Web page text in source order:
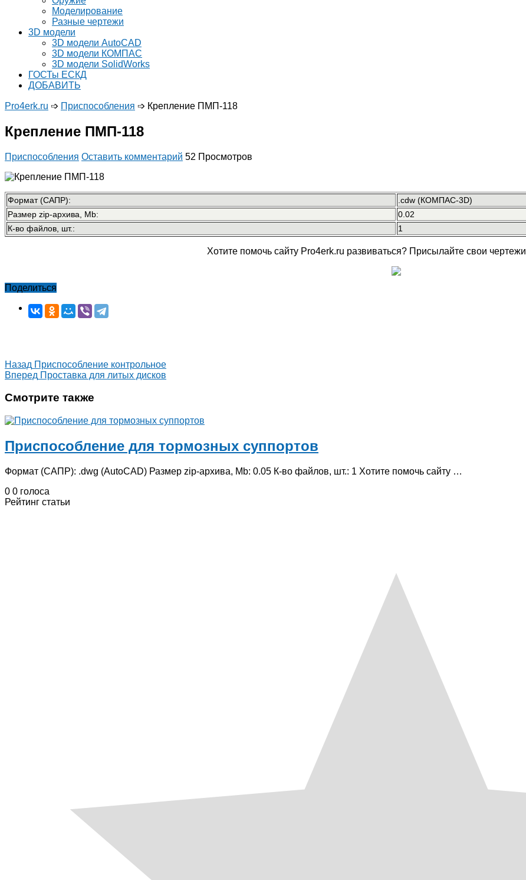
Моделирование
Разные чертежи
3D модели
3D модели AutoCAD
3D модели КОМПАС
3D модели SolidWorks
ГОСТы ЕСКД
ДОБАВИТЬ
Pro4erk.ru ➩ Приспособления ➩ Крепление ПМП-118
Крепление ПМП-118
Приспособления Оставить комментарий 52 Просмотров
Формат (САПР):
.cdw (КОМПАС-3D)
Размер zip-архива, Mb:
0.02
К-во файлов, шт.:
1
Хотите помочь сайту Pro4erk.ru развиваться? Присылайте свои чертежи
Поделиться
Назад Приспособление контрольное
Вперед Проставка для литых дисков
Смотрите также
Приспособление для тормозных суппортов
Формат (САПР): .dwg (AutoCAD) Размер zip-архива, Mb: 0.05 К-во файлов, шт.: 1 Хотите помочь сайту …
0 0 голоса
Рейтинг статьи